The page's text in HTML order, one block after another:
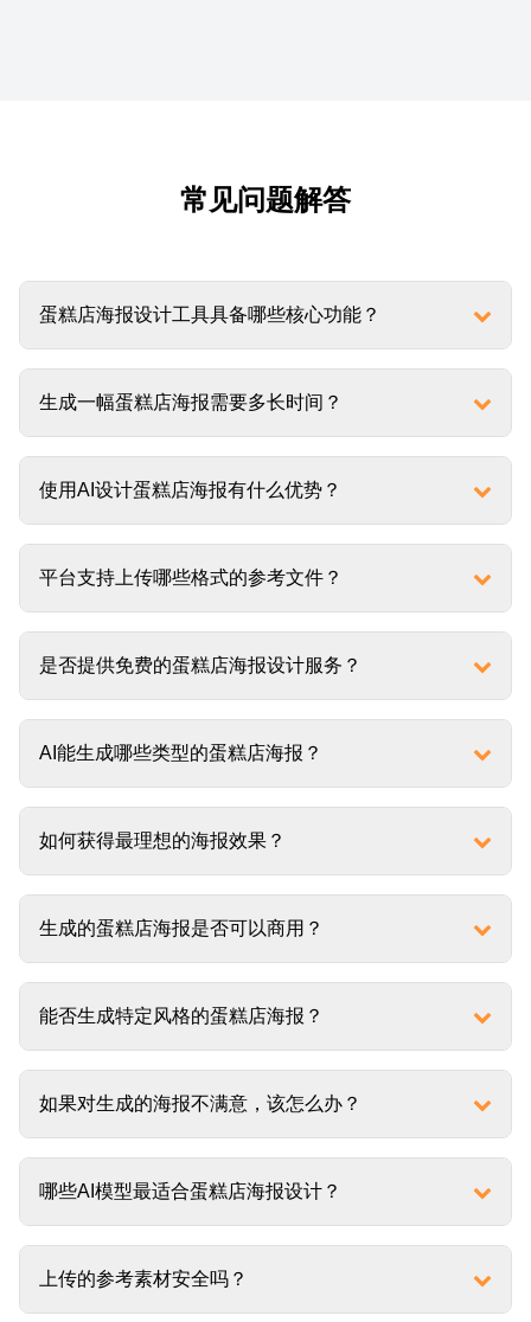
常见问题解答
蛋糕店海报设计工具具备哪些核心功能？
生成一幅蛋糕店海报需要多长时间？
使用AI设计蛋糕店海报有什么优势？
平台支持上传哪些格式的参考文件？
是否提供免费的蛋糕店海报设计服务？
AI能生成哪些类型的蛋糕店海报？
如何获得最理想的海报效果？
生成的蛋糕店海报是否可以商用？
能否生成特定风格的蛋糕店海报？
如果对生成的海报不满意，该怎么办？
哪些AI模型最适合蛋糕店海报设计？
上传的参考素材安全吗？